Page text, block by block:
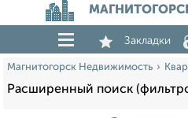
Закладки
Магнитогорск Недвижимость
Расширенный поиск